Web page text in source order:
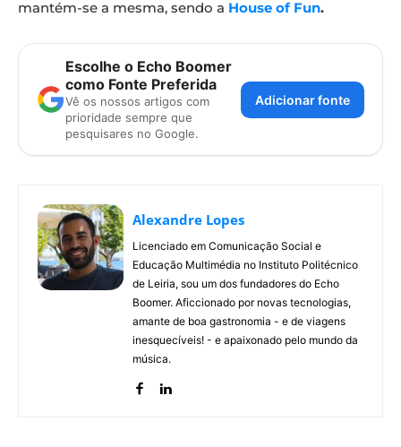
mantém-se a mesma, sendo a House of Fun.
Escolhe o Echo Boomer
como Fonte Preferida
Vê os nossos artigos com
prioridade sempre que
pesquisares no Google.
Adicionar fonte
Alexandre Lopes
Licenciado em Comunicação Social e
Educação Multimédia no Instituto Politécnico
de Leiria, sou um dos fundadores do Echo
Boomer. Aficcionado por novas tecnologias,
amante de boa gastronomia - e de viagens
inesquecíveis! - e apaixonado pelo mundo da
música.